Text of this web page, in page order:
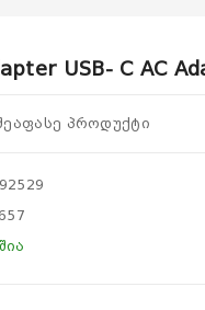
USB- C AC
Პროდუქტი